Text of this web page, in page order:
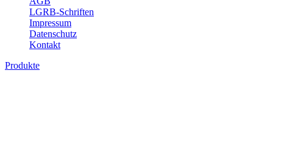
LGRB-Schriften
Impressum
Datenschutz
Kontakt
Produkte